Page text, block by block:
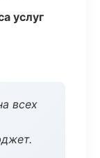
услуг
всех